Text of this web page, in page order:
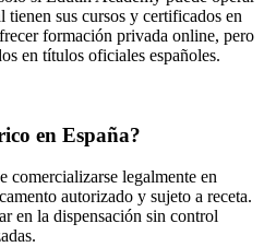
tienen sus cursos y certificados en
formación privada online, pero
en títulos oficiales españoles.
en España?
comercializarse legalmente en
autorizado y sujeto a receta.
en la dispensación sin control